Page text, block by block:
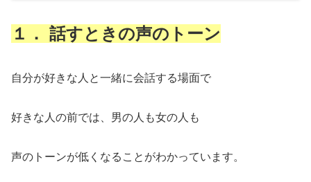
１． 話すときの声のトーン
自分が好きな人と一緒に会話する場面で
好きな人の前では、男の人も女の人も
声のトーンが低くなることがわかっています。